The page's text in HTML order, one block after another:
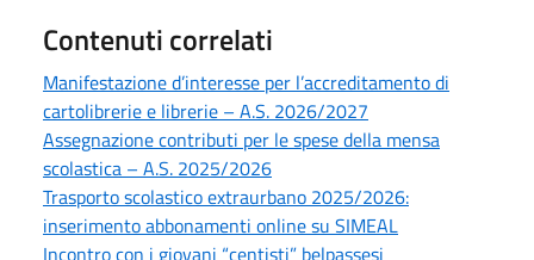
Contenuti correlati
Manifestazione d’interesse per l’accreditamento di
cartolibrerie e librerie – A.S. 2026/2027
Assegnazione contributi per le spese della mensa
scolastica – A.S. 2025/2026
Trasporto scolastico extraurbano 2025/2026:
inserimento abbonamenti online su SIMEAL